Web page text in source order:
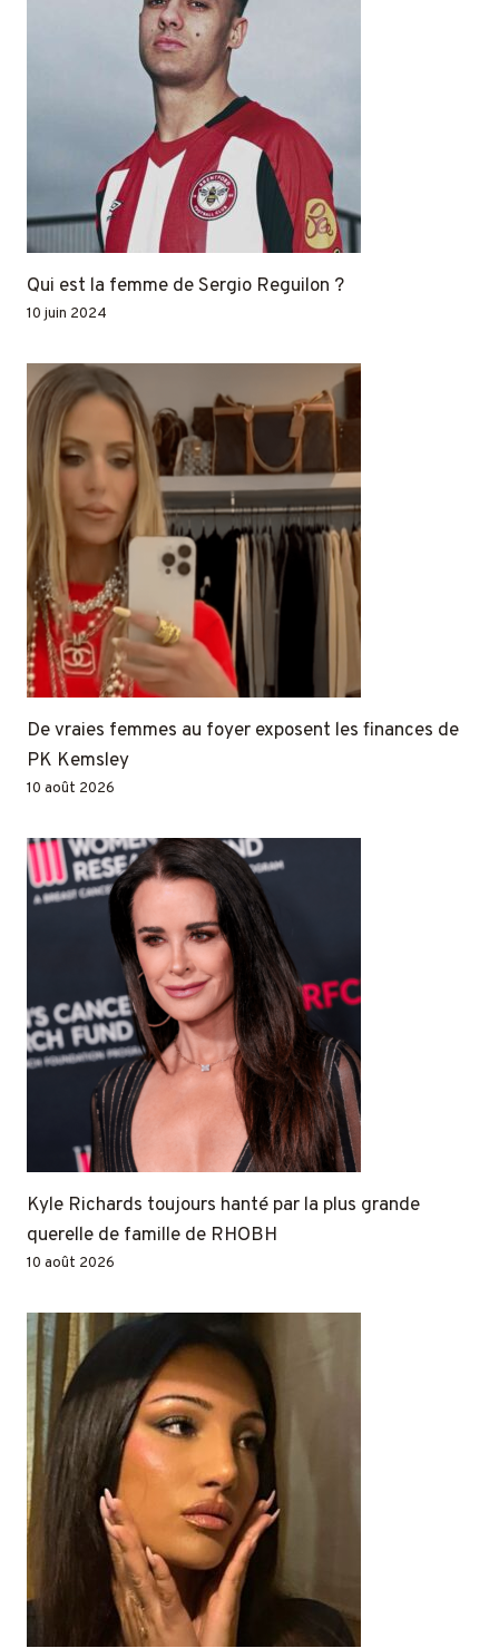
Qui est la femme de Sergio Reguilon ?
10 juin 2024
De vraies femmes au foyer exposent les finances de
PK Kemsley
10 août 2026
Kyle Richards toujours hanté par la plus grande
querelle de famille de RHOBH
10 août 2026